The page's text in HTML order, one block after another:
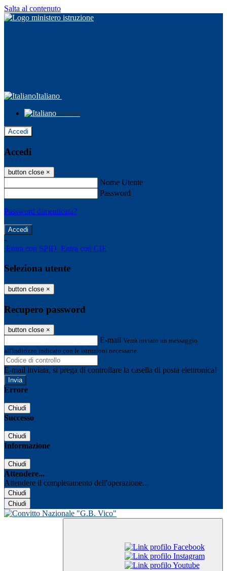
Salta al contenuto
Italiano
Italiano
Accedi
Accedi
button close ×
Nome Utente
Password
Password dimenticata?
-
Entra con SPID Entra con CIE
Seleziona utente
button close ×
Recupero password
button close ×
E-mail Verrà inviato un messaggio
all'indirizzo indicato con le istruzioni necessarie.
E-mail inviata, si prega di controllare la casella di posta elettronica!
Errore
Chiudi
Successo
Chiudi
Informazione
Chiudi
Attendere...
Attendere il completamento dell'operazione...
Chiudi
Chiudi